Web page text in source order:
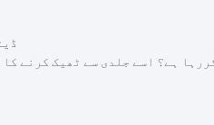
کررہا ہے؟ اسے جلدی سے ٹھیک کرنے